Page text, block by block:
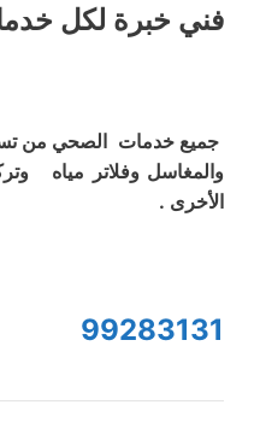
فني خبرة لكل
جميع خدمات الصحي من
والمغاسل وفلاتر مياه
الأخرى .
99283131